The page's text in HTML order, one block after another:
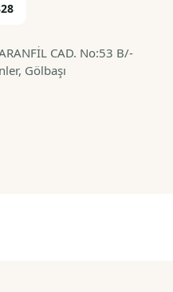
CAD. No:53 B/-
Gölbaşı